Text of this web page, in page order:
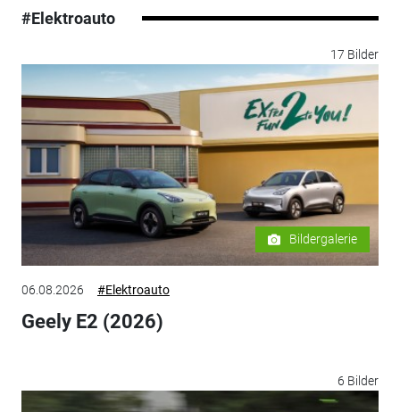
#Elektroauto
17 Bilder
Bildergalerie
06.08.2026 #Elektroauto
Geely E2 (2026)
6 Bilder